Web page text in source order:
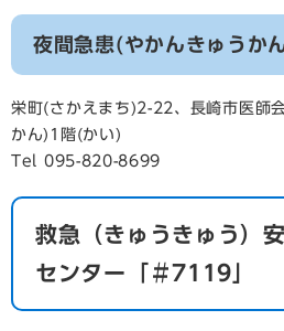
夜間急患(やかんきゅうか
栄町(さかえまち)2-22、長崎市医師
かん)1階(かい)
Tel 095-820-8699
救急（きゅうきゅう）
センター「＃7119」